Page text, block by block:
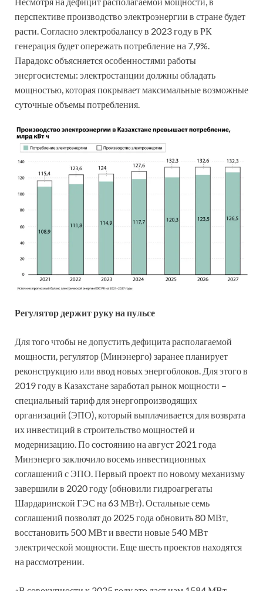
перспективе производство электроэнергии в стране будет
расти. Согласно электробалансу в 2023 году в РК
генерация будет опережать потребление на 7,9%.
Парадокс объясняется особенностями работы
энергосистемы: электростанции должны обладать
мощностью, которая покрывает максимальные возможные
суточные объемы потребления.
Регулятор держит руку на пульсе
Для того чтобы не допустить дефицита располагаемой
мощности, регулятор (Минэнерго) заранее планирует
реконструкцию или ввод новых энергоблоков. Для этого в
2019 году в Казахстане заработал рынок мощности –
специальный тариф для энергопроизводящих
организаций (ЭПО), который выплачивается для возврата
их инвестиций в строительство мощностей и
модернизацию. По состоянию на август 2021 года
Минэнерго заключило восемь инвестиционных
соглашений с ЭПО. Первый проект по новому механизму
завершили в 2020 году (обновили гидроагрегаты
Шардаринской ГЭС на 63 МВт). Остальные семь
соглашений позволят до 2025 года обновить 80 МВт,
восстановить 500 МВт и ввести новые 540 МВт
электрической мощности. Еще шесть проектов находятся
на рассмотрении.